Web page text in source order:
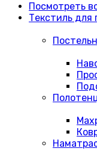
Посмотреть
Текстиль для